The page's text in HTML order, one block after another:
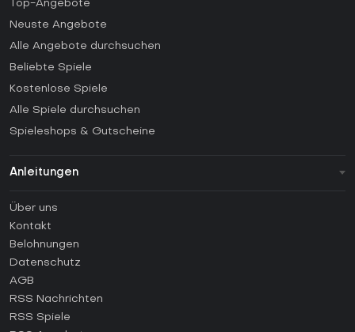
Top-Angebote
Neuste Angebote
Alle Angebote durchsuchen
Beliebte Spiele
Kostenlose Spiele
Alle Spiele durchsuchen
Spieleshops & Gutscheine
Anleitungen
Anleitungen
Wie aktiviert man einen Steam CD Key?
Wie aktiviert man einen Epic Games CD Key?
Wie aktiviert man einen GOG CD Key?
Wie aktiviert man einen Ubisoft Connect CD Key?
Wie aktiviert man einen EA App CD Key?
Über uns
Kontakt
Belohnungen
Datenschutz
AGB
RSS Nachrichten
RSS Spiele